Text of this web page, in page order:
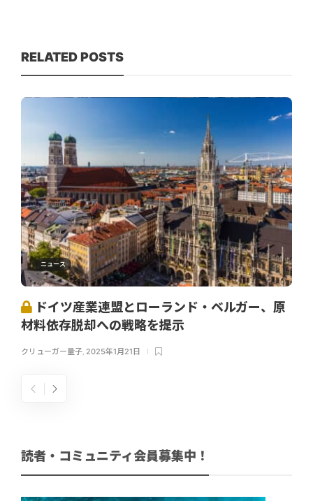
RELATED POSTS
ニュース
ドイツ産業連盟とローランド・ベルガー、原
材料依存脱却への戦略を提示
クリューガー量子, 2025年1月21日
読者・コミュニティ会員募集中！